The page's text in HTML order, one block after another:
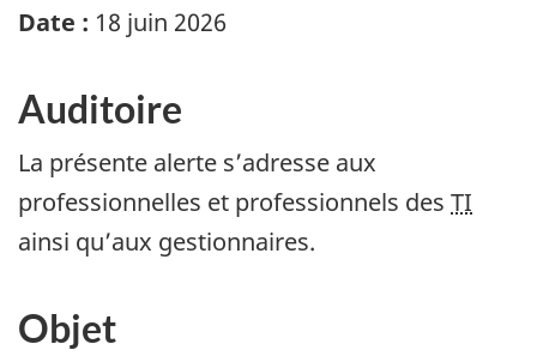
Date : 18 juin 2026
Auditoire
La présente alerte s’adresse aux
professionnelles et professionnels des TI
ainsi qu’aux gestionnaires.
Objet